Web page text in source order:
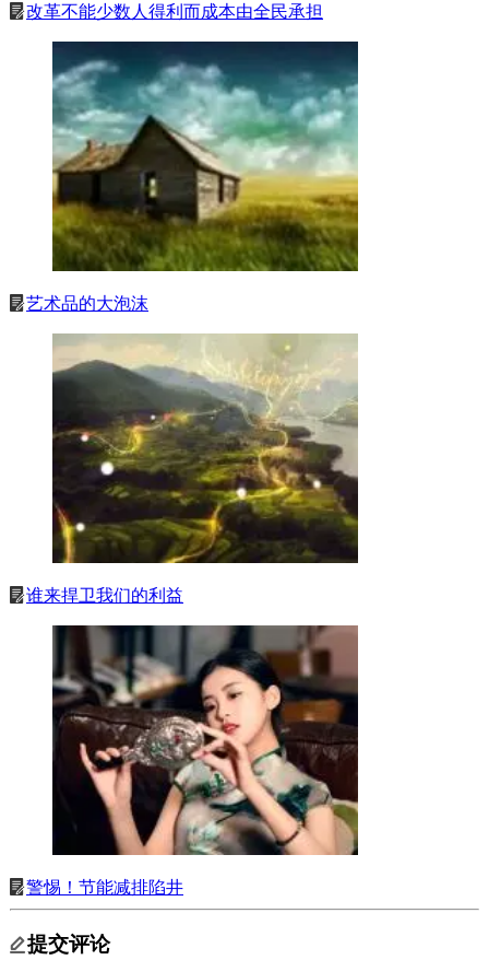
提交评论
改革不能少数人得利而成本由全民承担
艺术品的大泡沫
谁来捍卫我们的利益
警惕！节能减排陷井